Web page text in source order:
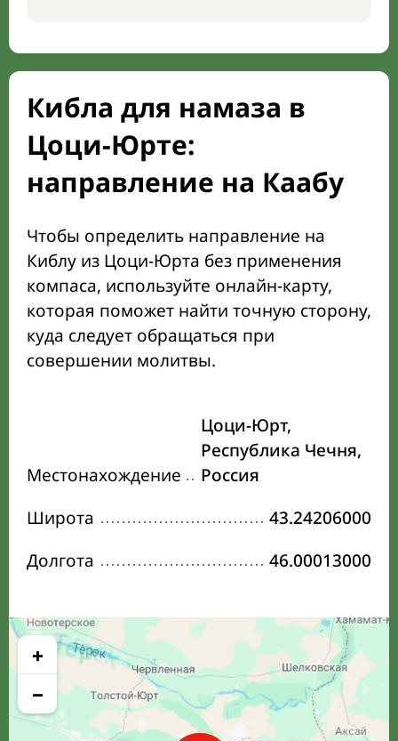
Кибла для намаза в
Цоци-Юрте:
направление на Каабу
Чтобы определить направление на
Киблу из Цоци-Юрта без применения
компаса, используйте онлайн-карту,
которая поможет найти точную сторону,
куда следует обращаться при
совершении молитвы.
Местонахождение
Цоци-Юрт,
Республика Чечня,
Россия
Широта
43.24206000
Долгота
46.00013000
+
−